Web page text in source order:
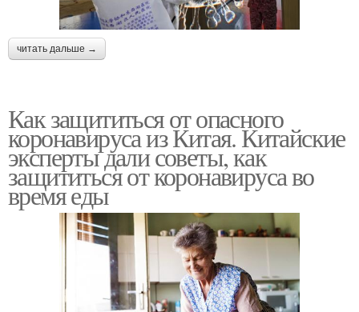
читать дальше →
Как защититься от опасного
коронавируса из Китая. Китайские
эксперты дали советы, как
защититься от коронавируса во
время еды